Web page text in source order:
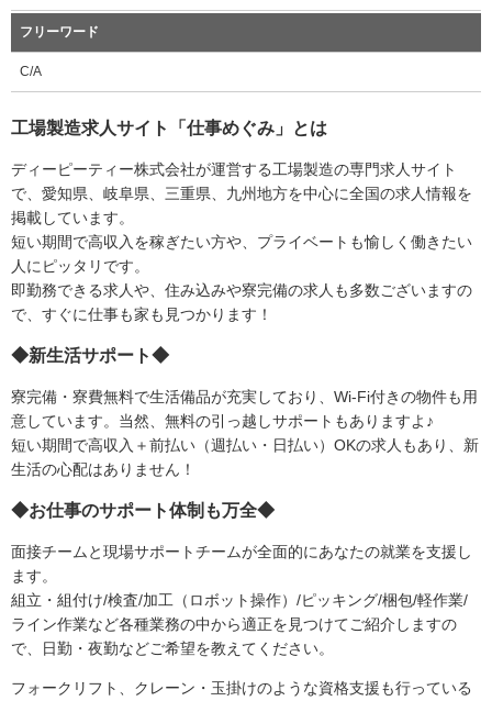
フリーワード
C/A
工場製造求人サイト「仕事めぐみ」とは
ディーピーティー株式会社が運営する工場製造の専門求人サイト
で、愛知県、岐阜県、三重県、九州地方を中心に全国の求人情報を
掲載しています。
短い期間で高収入を稼ぎたい方や、プライベートも愉しく働きたい
人にピッタリです。
即勤務できる求人や、住み込みや寮完備の求人も多数ございますの
で、すぐに仕事も家も見つかります！
◆新生活サポート◆
寮完備・寮費無料で生活備品が充実しており、Wi-Fi付きの物件も用
意しています。当然、無料の引っ越しサポートもありますよ♪
短い期間で高収入＋前払い（週払い・日払い）OKの求人もあり、新
生活の心配はありません！
◆お仕事のサポート体制も万全◆
面接チームと現場サポートチームが全面的にあなたの就業を支援し
ます。
組立・組付け/検査/加工（ロボット操作）/ピッキング/梱包/軽作業/
ライン作業など各種業務の中から適正を見つけてご紹介しますの
で、日勤・夜勤などご希望を教えてください。
フォークリフト、クレーン・玉掛けのような資格支援も行っている